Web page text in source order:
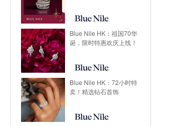
Blue Nile HK：祖国70华
诞，限时特惠欢庆上线！
Blue Nile HK：72小时特
卖！精选钻石首饰